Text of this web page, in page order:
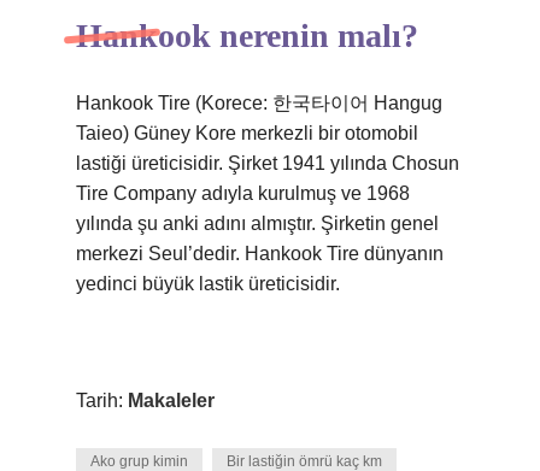
Hankook nerenin malı?
Hankook Tire (Korece: 한국타이어 Hangug
Taieo) Güney Kore merkezli bir otomobil
lastiği üreticisidir. Şirket 1941 yılında Chosun
Tire Company adıyla kurulmuş ve 1968
yılında şu anki adını almıştır. Şirketin genel
merkezi Seul’dedir. Hankook Tire dünyanın
yedinci büyük lastik üreticisidir.
Tarih: Makaleler
Ako grup kimin Bir lastiğin ömrü kaç km